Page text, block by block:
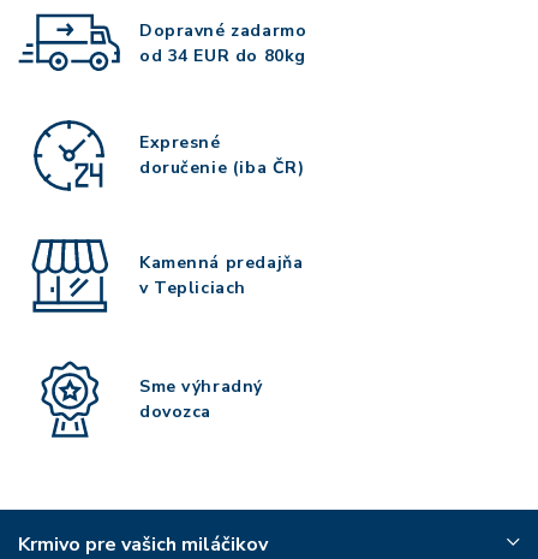
Dopravné zadarmo
od 34 EUR do 80kg
Expresné
doručenie (iba ČR)
Kamenná predajňa
v Tepliciach
Sme výhradný
dovozca
Krmivo pre vašich miláčikov